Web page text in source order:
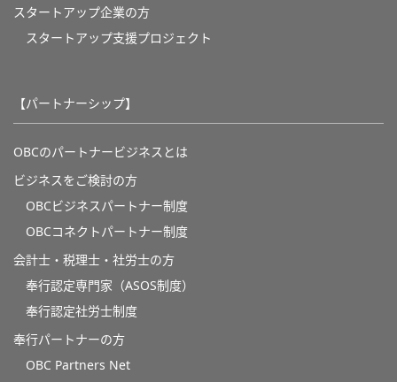
スタートアップ企業の方
スタートアップ支援プロジェクト
【パートナーシップ】
OBCのパートナービジネスとは
ビジネスをご検討の方
OBCビジネスパートナー制度
OBCコネクトパートナー制度
会計士・税理士・社労士の方
奉行認定専門家（ASOS制度）
奉行認定社労士制度
奉行パートナーの方
OBC Partners Net